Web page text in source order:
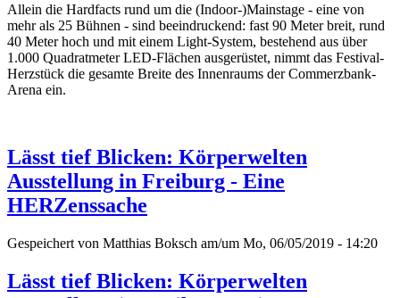
Allein die Hardfacts rund um die (Indoor-)Mainstage - eine von
mehr als 25 Bühnen - sind beeindruckend: fast 90 Meter breit, rund
40 Meter hoch und mit einem Light-System, bestehend aus über
1.000 Quadratmeter LED-Flächen ausgerüstet, nimmt das Festival-
Herzstück die gesamte Breite des Innenraums der Commerzbank-
Arena ein.
Lässt tief Blicken: Körperwelten
Ausstellung in Freiburg - Eine
HERZenssache
Gespeichert von Matthias Boksch am/um Mo, 06/05/2019 - 14:20
Lässt tief Blicken: Körperwelten